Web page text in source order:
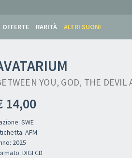
OFFERTE RARITÀ ALTRI SUONI
YOU, GOD, THE DEVIL
14,00
SWE
AFM
2025
DIGI CD